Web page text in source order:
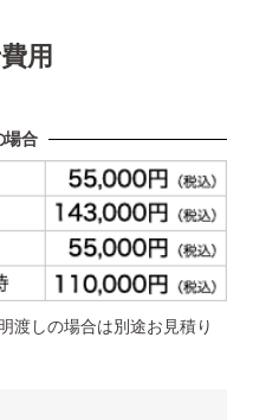
用
場合
渡しの場合は別途お見積り